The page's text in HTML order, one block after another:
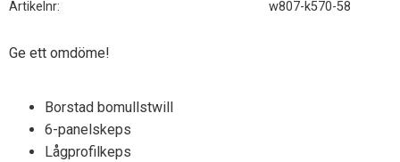
Artikelnr
w807-k570-58
Ge ett omdöme!
Borstad bomullstwill
6-panelskeps
Lågprofilkeps